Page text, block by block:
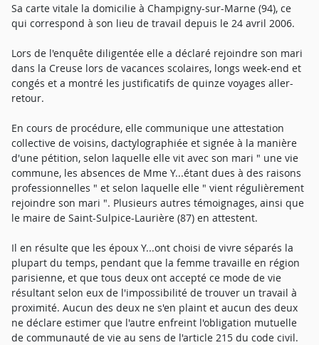
Sa carte vitale la domicilie à Champigny-sur-Marne (94), ce
qui correspond à son lieu de travail depuis le 24 avril 2006.
Lors de l'enquête diligentée elle a déclaré rejoindre son mari
dans la Creuse lors de vacances scolaires, longs week-end et
congés et a montré les justificatifs de quinze voyages aller-
retour.
En cours de procédure, elle communique une attestation
collective de voisins, dactylographiée et signée à la manière
d'une pétition, selon laquelle elle vit avec son mari " une vie
commune, les absences de Mme Y...étant dues à des raisons
professionnelles " et selon laquelle elle " vient régulièrement
rejoindre son mari ". Plusieurs autres témoignages, ainsi que
le maire de Saint-Sulpice-Laurière (87) en attestent.
Il en résulte que les époux Y...ont choisi de vivre séparés la
plupart du temps, pendant que la femme travaille en région
parisienne, et que tous deux ont accepté ce mode de vie
résultant selon eux de l'impossibilité de trouver un travail à
proximité. Aucun des deux ne s'en plaint et aucun des deux
ne déclare estimer que l'autre enfreint l'obligation mutuelle
de communauté de vie au sens de l'article 215 du code civil.